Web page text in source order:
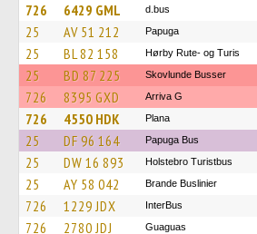
726 6429 GML d.bus
25 AV 51 212 Papuga
25 BL 82 158 Hørby Rute- og Turis
25 BD 87 225 Skovlunde Busser
726 8395 GXD Arriva G
726 4550 HDK Plana
25 DF 96 164 Papuga Bus
25 DW 16 893 Holstebro Turistbus
25 AY 58 042 Brande Buslinier
726 1229 JDX InterBus
726 2780 JDJ Guaguas